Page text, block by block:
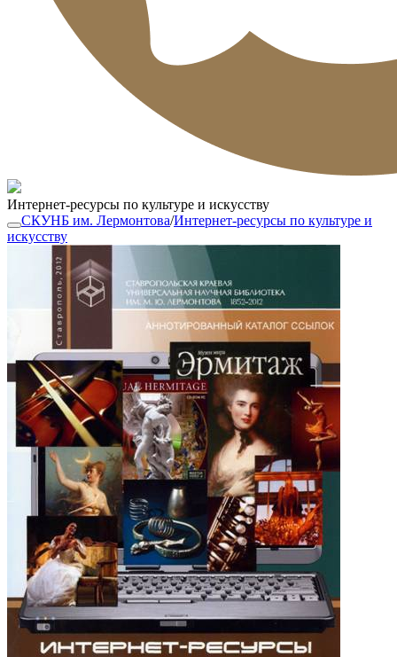
Интернет-ресурсы по культуре и искусству
СКУНБ им. Лермонтова/Интернет-ресурсы по культуре и
искусству